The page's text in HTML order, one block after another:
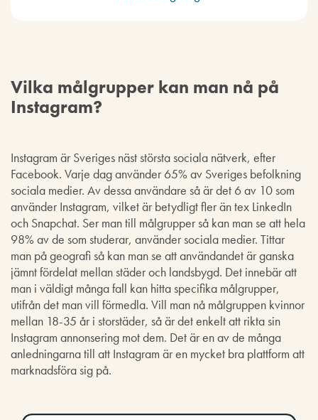
Vilka målgrupper kan man nå på
Instagram?
Instagram är Sveriges näst största sociala nätverk, efter
Facebook. Varje dag använder 65% av Sveriges befolkning
sociala medier. Av dessa användare så är det 6 av 10 som
använder Instagram, vilket är betydligt fler än tex LinkedIn
och Snapchat. Ser man till målgrupper så kan man se att hela
98% av de som studerar, använder sociala medier. Tittar
man på geografi så kan man se att användandet är ganska
jämnt fördelat mellan städer och landsbygd. Det innebär att
man i väldigt många fall kan hitta specifika målgrupper,
utifrån det man vill förmedla. Vill man nå målgruppen kvinnor
mellan 18-35 år i storstäder, så är det enkelt att rikta sin
Instagram annonsering mot dem. Det är en av de många
anledningarna till att Instagram är en mycket bra plattform att
marknadsföra sig på.